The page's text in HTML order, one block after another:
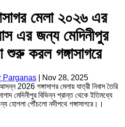
মেলা ২০২৬ এর
এর জন্য মেদিনীপুর
করল গঙ্গাসাগরে
Parganas
Nov 28, 2025
2026 গঙ্গাসাগর মেলায় যাত্রী নিবাস তৈরি
মেদিনীপুর বিভিন্ন প্রান্ত থেকে ইতিমধ্যে
হোগলা পৌঁচলো নদীপথে গঙ্গাসাগরে।।